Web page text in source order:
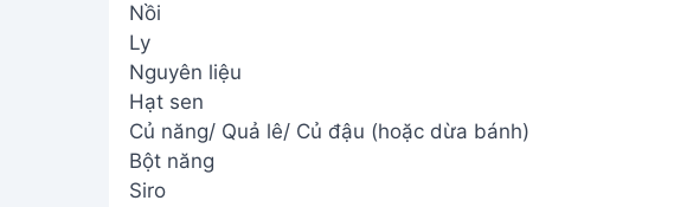
Nồi
Ly
Nguyên liệu
Hạt sen
Củ năng/ Quả lê/ Củ đậu (hoặc dừa bánh)
Bột năng
Siro